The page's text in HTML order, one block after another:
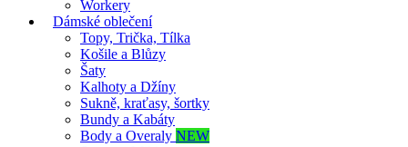
Workery
Dámské oblečení
Topy, Trička, Tílka
Košile a Blůzy
Šaty
Kalhoty a Džíny
Sukně, kraťasy, šortky
Bundy a Kabáty
Body a Overaly NEW